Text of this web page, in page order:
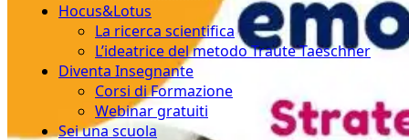
Hocus&Lotus
La ricerca scientifica
L’ideatrice del metodo Traute Taeschner
Diventa Insegnante
Corsi di Formazione
Webinar gratuiti
Sei una scuola